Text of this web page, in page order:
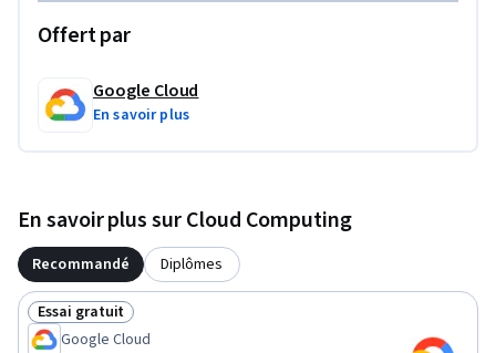
Offert par
Google Cloud
En savoir plus
En savoir plus sur Cloud Computing
Recommandé Diplômes
Statut : Essai gratuit
Essai gratuit
Google Cloud